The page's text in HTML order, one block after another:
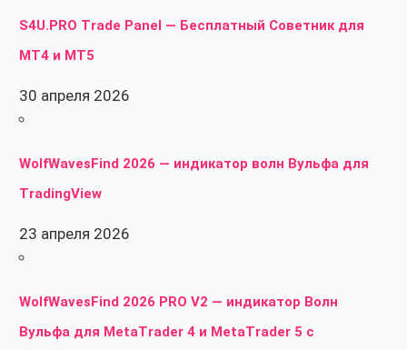
S4U.PRO Trade Panel — Бесплатный Советник для
MT4 и MT5
30 апреля 2026
WolfWavesFind 2026 — индикатор волн Вульфа для
TradingView
23 апреля 2026
WolfWavesFind 2026 PRO V2 — индикатор Волн
Вульфа для MetaTrader 4 и MetaTrader 5 с